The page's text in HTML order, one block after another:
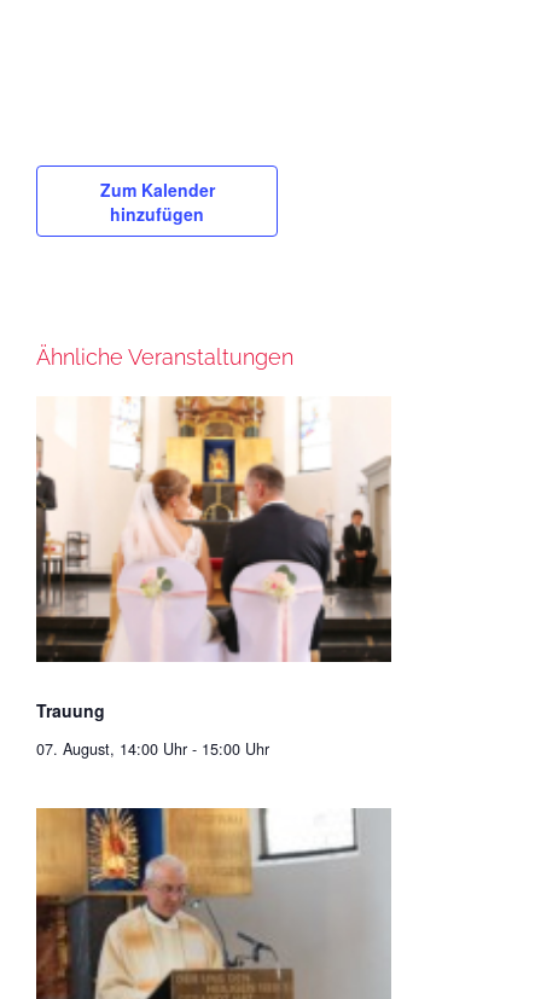
Zum Kalender
hinzufügen
Ähnliche Veranstaltungen
Trauung
07. August, 14:00 Uhr - 15:00 Uhr